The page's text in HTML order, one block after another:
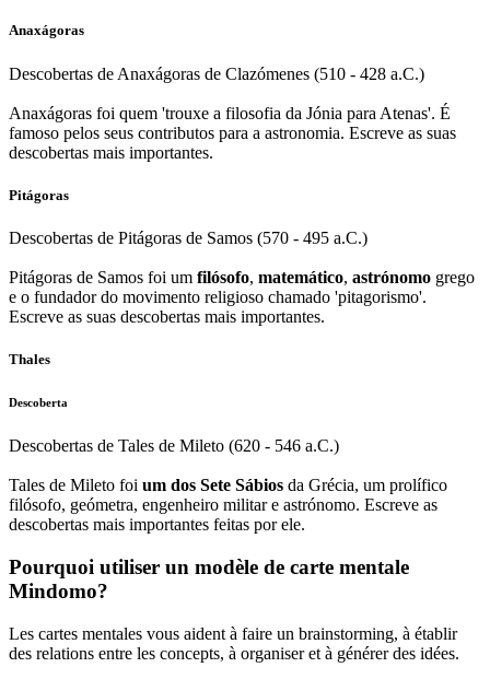
Anaxágoras
Descobertas de Anaxágoras de Clazómenes (510 - 428 a.C.)
Anaxágoras foi quem 'trouxe a filosofia da Jónia para Atenas'. É
famoso pelos seus contributos para a astronomia. Escreve as suas
descobertas mais importantes.
Pitágoras
Descobertas de Pitágoras de Samos (570 - 495 a.C.)
Pitágoras de Samos foi um filósofo, matemático, astrónomo grego
e o fundador do movimento religioso chamado 'pitagorismo'.
Escreve as suas descobertas mais importantes.
Thales
Descoberta
Descobertas de Tales de Mileto (620 - 546 a.C.)
Tales de Mileto foi um dos Sete Sábios da Grécia, um prolífico
filósofo, geómetra, engenheiro militar e astrónomo. Escreve as
descobertas mais importantes feitas por ele.
Pourquoi utiliser un modèle de carte mentale
Mindomo?
Les cartes mentales vous aident à faire un brainstorming, à établir
des relations entre les concepts, à organiser et à générer des idées.